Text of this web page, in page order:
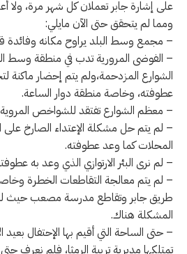
على إشارة جابر تعملان كل شهر مرة،
ومما لم يتحقق حتى الآن مايلي:
– مجمع وسط البلد يراوح مكانه وفائدة
– الفوضى المرورية تدب في منطقة وسط
الشوارع المزدحمة،ولم يتم إحضار ماكنة
عطوفته، وخاصة منطقة دوار الساعة.
– معظم الشوارع تفتقد للشواخص المروية
– لم يتم حل مشكلة الإعتداء الصارخ
المحلات كما وعد عطوفته.
– لم نرى البئر الارتوازي الذي وعد به
– لم يتم معالجة التقاطعات الخطرة
طريق جابر وتقاطع مدرسة مصعب حيث لم
المشكلة هناك.
– حتى الساحة التي أقيم بها الإحتفال
تمتلكها مديرية تربية الرمثا، فلم نعرف حتى